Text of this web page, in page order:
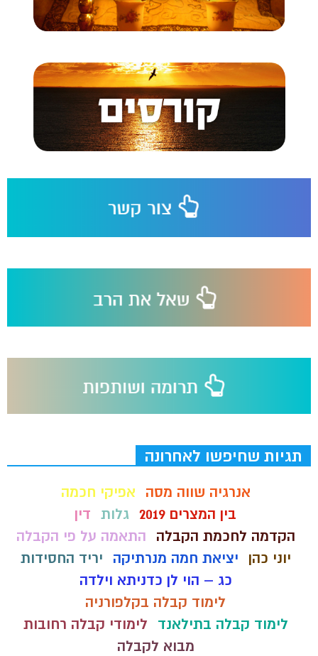
תגיות שחיפשו לאחרונה
אנרגיה שווה מסה
אפיקי חכמה
בין המצרים 2019
גלות דין
הקדמה לחכמת הקבלה
התאמה על פי הקבלה
יוני כהן
יציאת חמה מנרתיקה
יריד החסידות
כג – הוי לן כדניתא וילדה
לימוד קבלה בקלפורניה
לימוד קבלה בתילאנד
לימודי קבלה רחובות
מבוא לקבלה